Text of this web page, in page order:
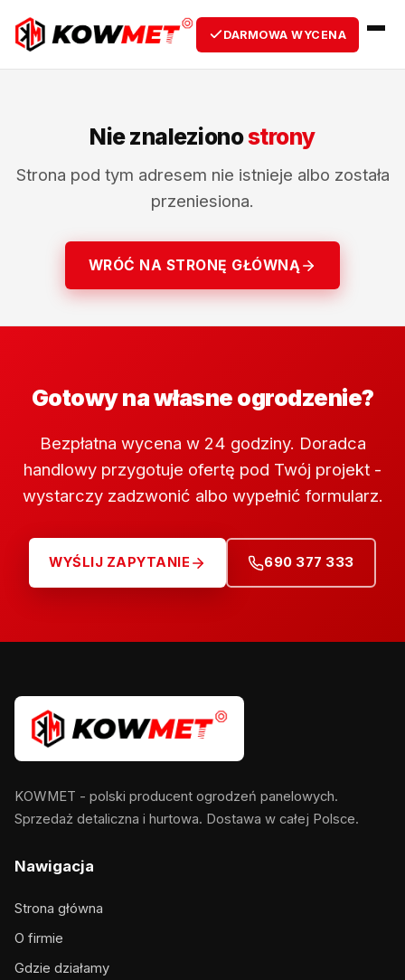
DARMOWA WYCENA
Nie znalezionostrony
Strona pod tym adresem nie istnieje albo została
przeniesiona.
WRÓĆ NA STRONĘ GŁÓWNĄ
Gotowy na własne ogrodzenie?
Bezpłatna wycena w 24 godziny. Doradca
handlowy przygotuje ofertę pod Twój projekt -
wystarczy zadzwonić albo wypełnić formularz.
WYŚLIJ ZAPYTANIE 690 377 333
KOWMET - polski producent ogrodzeń panelowych.
Sprzedaż detaliczna i hurtowa. Dostawa w całej Polsce.
Nawigacja
Strona główna
O firmie
Gdzie działamy